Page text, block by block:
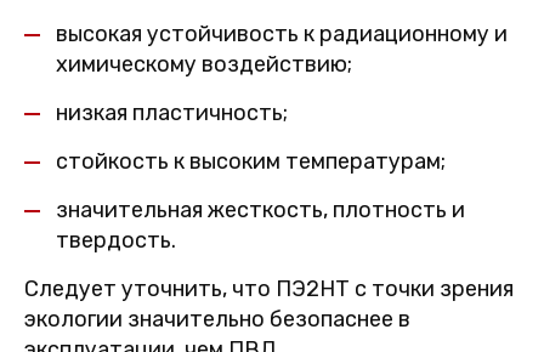
высокая устойчивость к радиационному и
химическому воздействию;
низкая пластичность;
стойкость к высоким температурам;
значительная жесткость, плотность и
твердость.
Следует уточнить, что ПЭ2НТ с точки зрения
экологии значительно безопаснее в